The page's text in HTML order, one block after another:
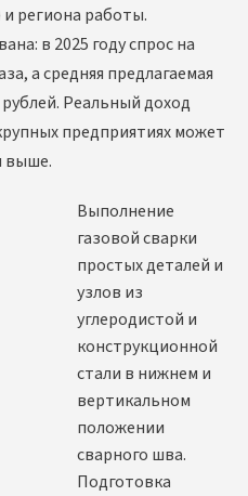
региона работы.
в 2025 году спрос на
а средняя предлагаемая
Реальный доход
предприятиях может
выше.
Выполнение
газовой сварки
простых деталей и
узлов из
углеродистой и
конструкционной
стали в нижнем и
вертикальном
положении
сварного шва.
Подготовка